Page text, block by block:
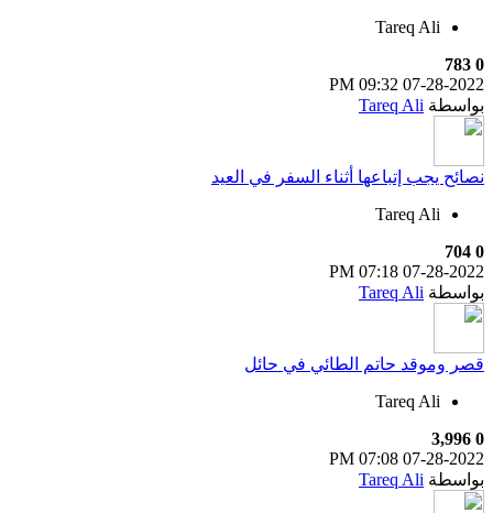
Tareq Ali
0
783
07-28-2022
09:32 PM
بواسطة Tareq Ali
نصائح يجب إتباعها أثناء السفر في العيد
Tareq Ali
0
704
07-28-2022
07:18 PM
بواسطة Tareq Ali
قصر وموقد حاتم الطائي في حائل
Tareq Ali
0
3,996
07-28-2022
07:08 PM
بواسطة Tareq Ali